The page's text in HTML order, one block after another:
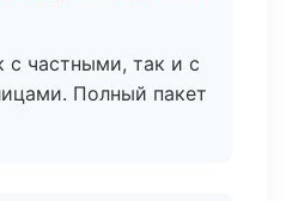
с частными, так и с
Полный пакет